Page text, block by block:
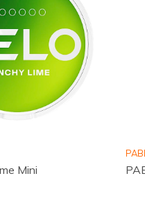
com marcas
regularmente
compra simples numa loja
apoio ao cliente pronto a
e elevada disponibilidade,
de nicotina seja
Mini